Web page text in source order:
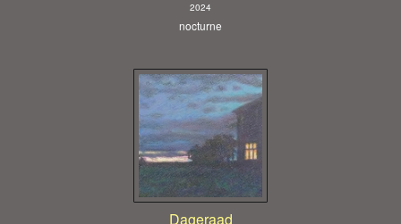
2024
nocturne
Dageraad